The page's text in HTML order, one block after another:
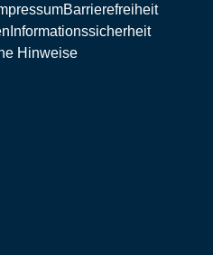
Barrierefreiheit
Informationssicherheit
Hinweise